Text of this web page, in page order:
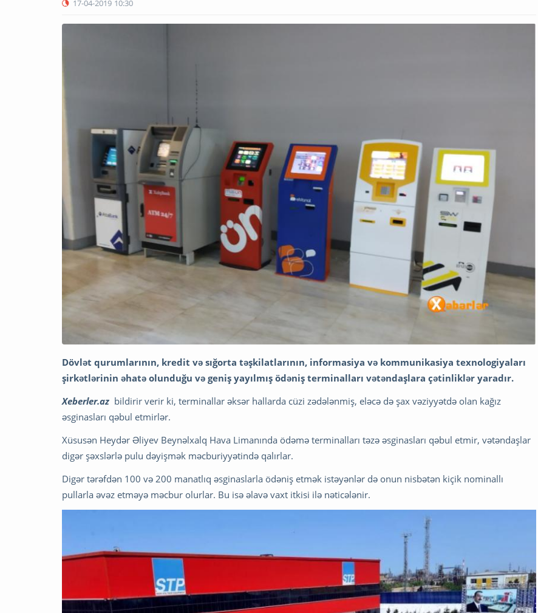
17-04-2019 10:30
Dövlət qurumlarının, kredit və sığorta təşkilatlarının, informasiya və kommunikasiya texnologiyaları
şirkətlərinin əhatə olunduğu və geniş yayılmış ödəniş terminalları vətəndaşlara çətinliklər yaradır.
Xeberler.az bildirir verir ki, terminallar əksər hallarda cüzi zədələnmiş, eləcə də şax vəziyyətdə olan kağız
əsginasları qəbul etmirlər.
Xüsusən Heydər Əliyev Beynəlxalq Hava Limanında ödəmə terminalları təzə əsginasları qəbul etmir, vətəndaşlar
digər şəxslərlə pulu dəyişmək məcburiyyətində qalırlar.
Digər tərəfdən 100 və 200 manatlıq əsginaslarla ödəniş etmək istəyənlər də onun nisbətən kiçik nominallı
pullarla əvəz etməyə məcbur olurlar. Bu isə əlavə vaxt itkisi ilə nəticələnir.